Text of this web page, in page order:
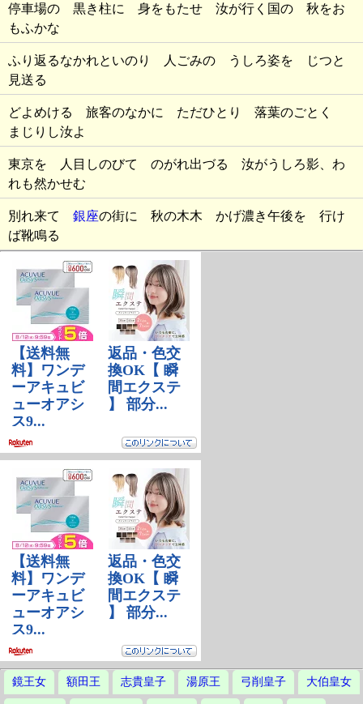
停車場の 黒き柱に 身をもたせ 汝が行く国の 秋をお
もふかな
ふり返るなかれといのり 人ごみの うしろ姿を じつと
見送る
どよめける 旅客のなかに ただひとり 落葉のごとく
まじりし汝よ
東京を 人目しのびて のがれ出づる 汝がうしろ影、わ
れも然かせむ
別れ来て 銀座の街に 秋の木木 かげ濃き午後を 行け
ば靴鳴る
鏡王女 額田王 志貴皇子 湯原王 弓削皇子 大伯皇女